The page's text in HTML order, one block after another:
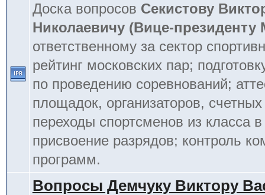
Доска вопросов Секистову
Николаевичу (Вице-
ответственному за сектор
рейтинг московских пар;
по проведению соревнований;
площадок, организаторов,
переходы спортсменов из класса в
присвоение разрядов; контроль
программ.
Вопросы Демчуку Виктору